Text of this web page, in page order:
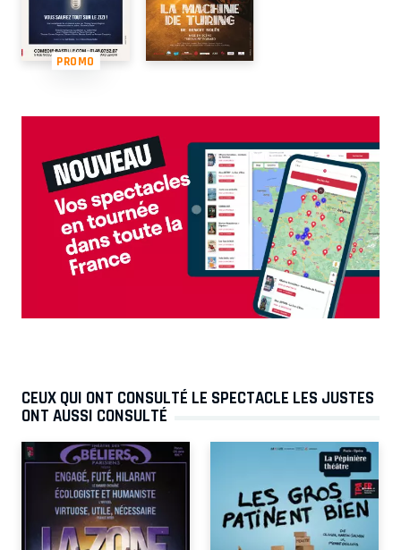
PROMO
CEUX QUI ONT CONSULTÉ LE SPECTACLE LES JUSTES
ONT AUSSI CONSULTÉ